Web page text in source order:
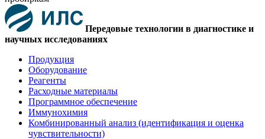
Передовые технологии в диагностике и
научных исследованиях
Продукция
Оборудование
Реагенты
Расходные материалы
Программное обеспечение
Иммунохимия
Комбинированный анализ (идентификация и оценка
чувствительности)